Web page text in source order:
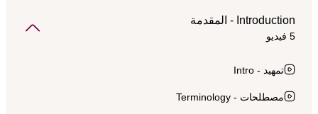
Introduction - المقدمة
5 فيديو
تمهيد - Intro
مصطلحات - Terminology